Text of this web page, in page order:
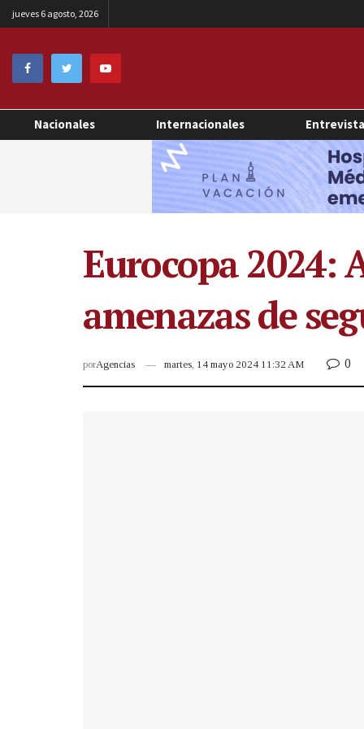
jueves 6 agosto, 2026
Nacionales Internacionales
Eurocopa 2024:
amenazas de
porAgencias martes, 14 mayo 2024 11:32 AM 0